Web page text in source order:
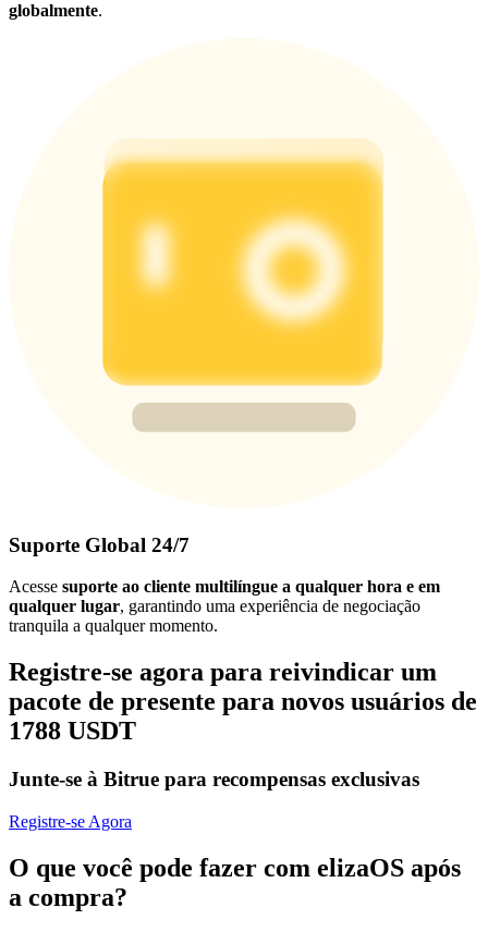
globalmente.
Suporte Global 24/7
Acesse suporte ao cliente multilíngue a qualquer hora e em
qualquer lugar, garantindo uma experiência de negociação
tranquila a qualquer momento.
Registre-se agora para reivindicar um
pacote de presente para novos usuários de
1788 USDT
Junte-se à Bitrue para recompensas exclusivas
Registre-se Agora
O que você pode fazer com elizaOS após
a compra?